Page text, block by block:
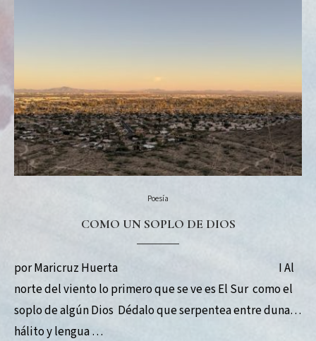
Poesía
COMO UN SOPLO DE DIOS
por Maricruz Huerta I Al
norte del viento lo primero que se ve es El Sur como el
soplo de algún Dios Dédalo que serpentea entre dunas,
hálito y lengua …